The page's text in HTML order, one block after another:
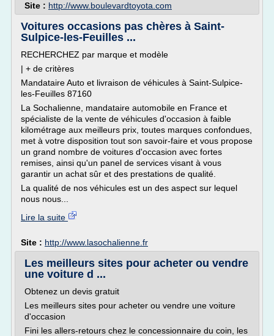
Site : http://www.boulevardtoyota.com
Voitures occasions pas chères à Saint-
Sulpice-les-Feuilles ...
RECHERCHEZ par marque et modèle
| + de critères
Mandataire Auto et livraison de véhicules à Saint-Sulpice-
les-Feuilles 87160
La Sochalienne, mandataire automobile en France et
spécialiste de la vente de véhicules d'occasion à faible
kilométrage aux meilleurs prix, toutes marques confondues,
met à votre disposition tout son savoir-faire et vous propose
un grand nombre de voitures d'occasion avec fortes
remises, ainsi qu'un panel de services visant à vous
garantir un achat sûr et des prestations de qualité.
La qualité de nos véhicules est un des aspect sur lequel
nous nous...
Lire la suite
Site : http://www.lasochalienne.fr
Les meilleurs sites pour acheter ou vendre
une voiture d ...
Obtenez un devis gratuit
Les meilleurs sites pour acheter ou vendre une voiture
d'occasion
Fini les allers-retours chez le concessionnaire du coin, les